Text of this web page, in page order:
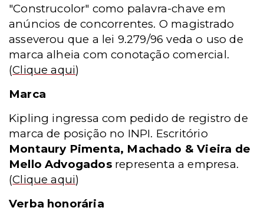
"Construcolor" como palavra-chave em
anúncios de concorrentes. O magistrado
asseverou que a lei 9.279/96 veda o uso de
marca alheia com conotação comercial.
(Clique aqui)
Marca
Kipling ingressa com pedido de registro de
marca de posição no INPI. Escritório
Montaury Pimenta, Machado & Vieira de
Mello Advogadosrepresenta a empresa.
(Clique aqui)
Verba honorária